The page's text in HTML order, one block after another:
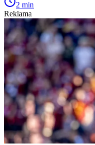
2 min
Reklama